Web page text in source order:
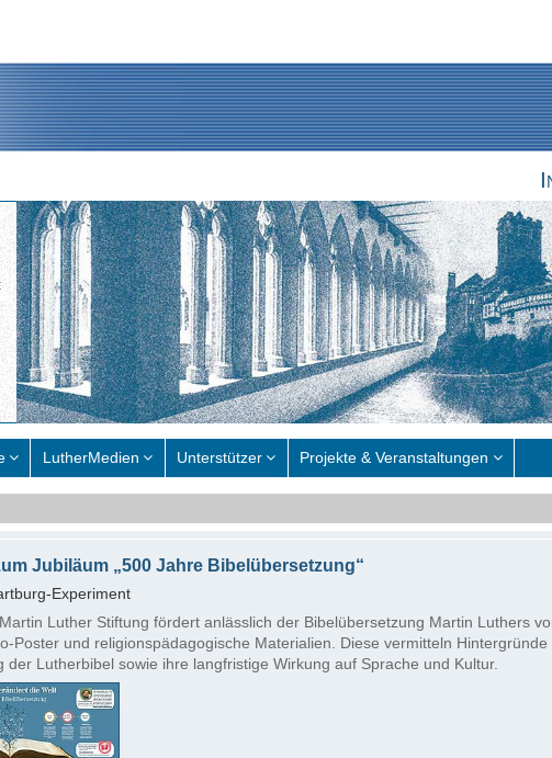
LutherMedien Unterstützer Projekte & Veranstaltungen
Jubiläum „500 Jahre Bibelübersetzung“
Experiment
Luther Stiftung fördert anlässlich der Bibelübersetzung Martin Luthers
Poster und religionspädagogische Materialien. Diese vermitteln Hintergründe
der Lutherbibel sowie ihre langfristige Wirkung auf Sprache und Kultur.